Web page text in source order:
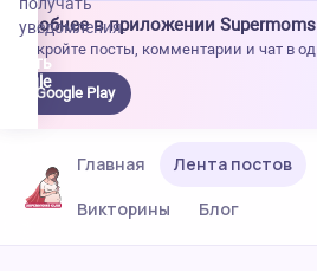
Удобнее в приложении Supermoms
Откройте посты, комментарии и чат в
Google Play
уведомления.
Главная
Лента постов
Викторины
Блог